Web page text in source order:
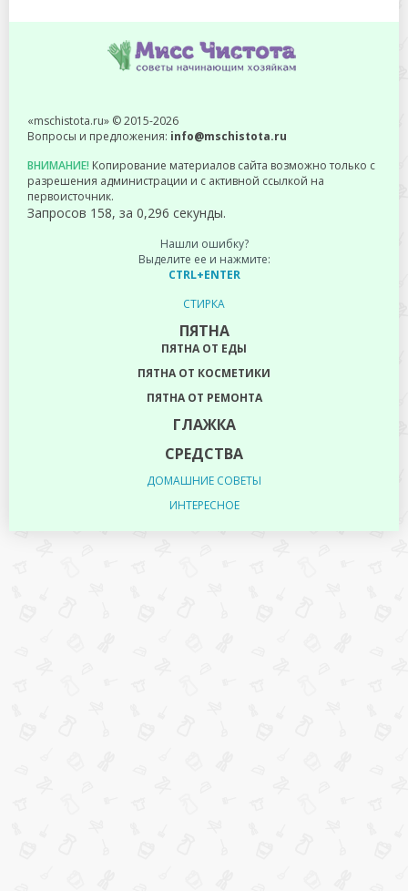
«mschistota.ru» © 2015-2026
Вопросы и предложения: info@mschistota.ru
ВНИМАНИЕ! Копирование материалов сайта возможно только с
разрешения администрации и с активной ссылкой на
первоисточник.
Запросов 158, за 0,296 секунды.
Нашли ошибку?
Выделите ее и нажмите:
CTRL+ENTER
СТИРКА
ПЯТНА
ПЯТНА ОТ ЕДЫ
ПЯТНА ОТ КОСМЕТИКИ
ПЯТНА ОТ РЕМОНТА
ГЛАЖКА
СРЕДСТВА
ДОМАШНИЕ СОВЕТЫ
ИНТЕРЕСНОЕ